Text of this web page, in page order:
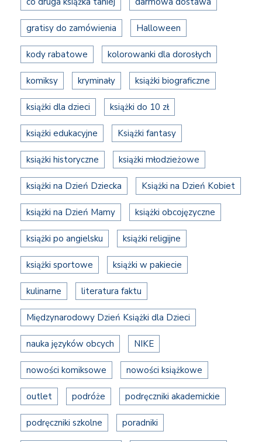
gratisy do zamówienia Halloween
kody rabatowe kolorowanki dla dorosłych
komiksy kryminały książki biograficzne
książki dla dzieci książki do 10 zł
książki edukacyjne Książki fantasy
książki historyczne książki młodzieżowe
książki na Dzień Dziecka Książki na Dzień Kobiet
książki na Dzień Mamy książki obcojęzyczne
książki po angielsku książki religijne
książki sportowe książki w pakiecie
kulinarne literatura faktu
Międzynarodowy Dzień Książki dla Dzieci
nauka języków obcych NIKE
nowości komiksowe nowości książkowe
outlet podróże podręczniki akademickie
podręczniki szkolne poradniki